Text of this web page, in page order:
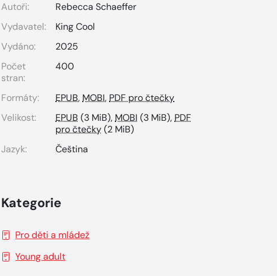
Autoři:
Rebecca Schaeffer
Vydavatel:
King Cool
Vydáno:
2025
Počet
stran:
400
Formáty: EPUB, MOBI, PDF pro čtečky
Velikost:
EPUB (3 MiB), MOBI (3 MiB), PDF
pro čtečky(2 MiB)
Jazyk:
Čeština
Kategorie
Pro děti a mládež
Young adult